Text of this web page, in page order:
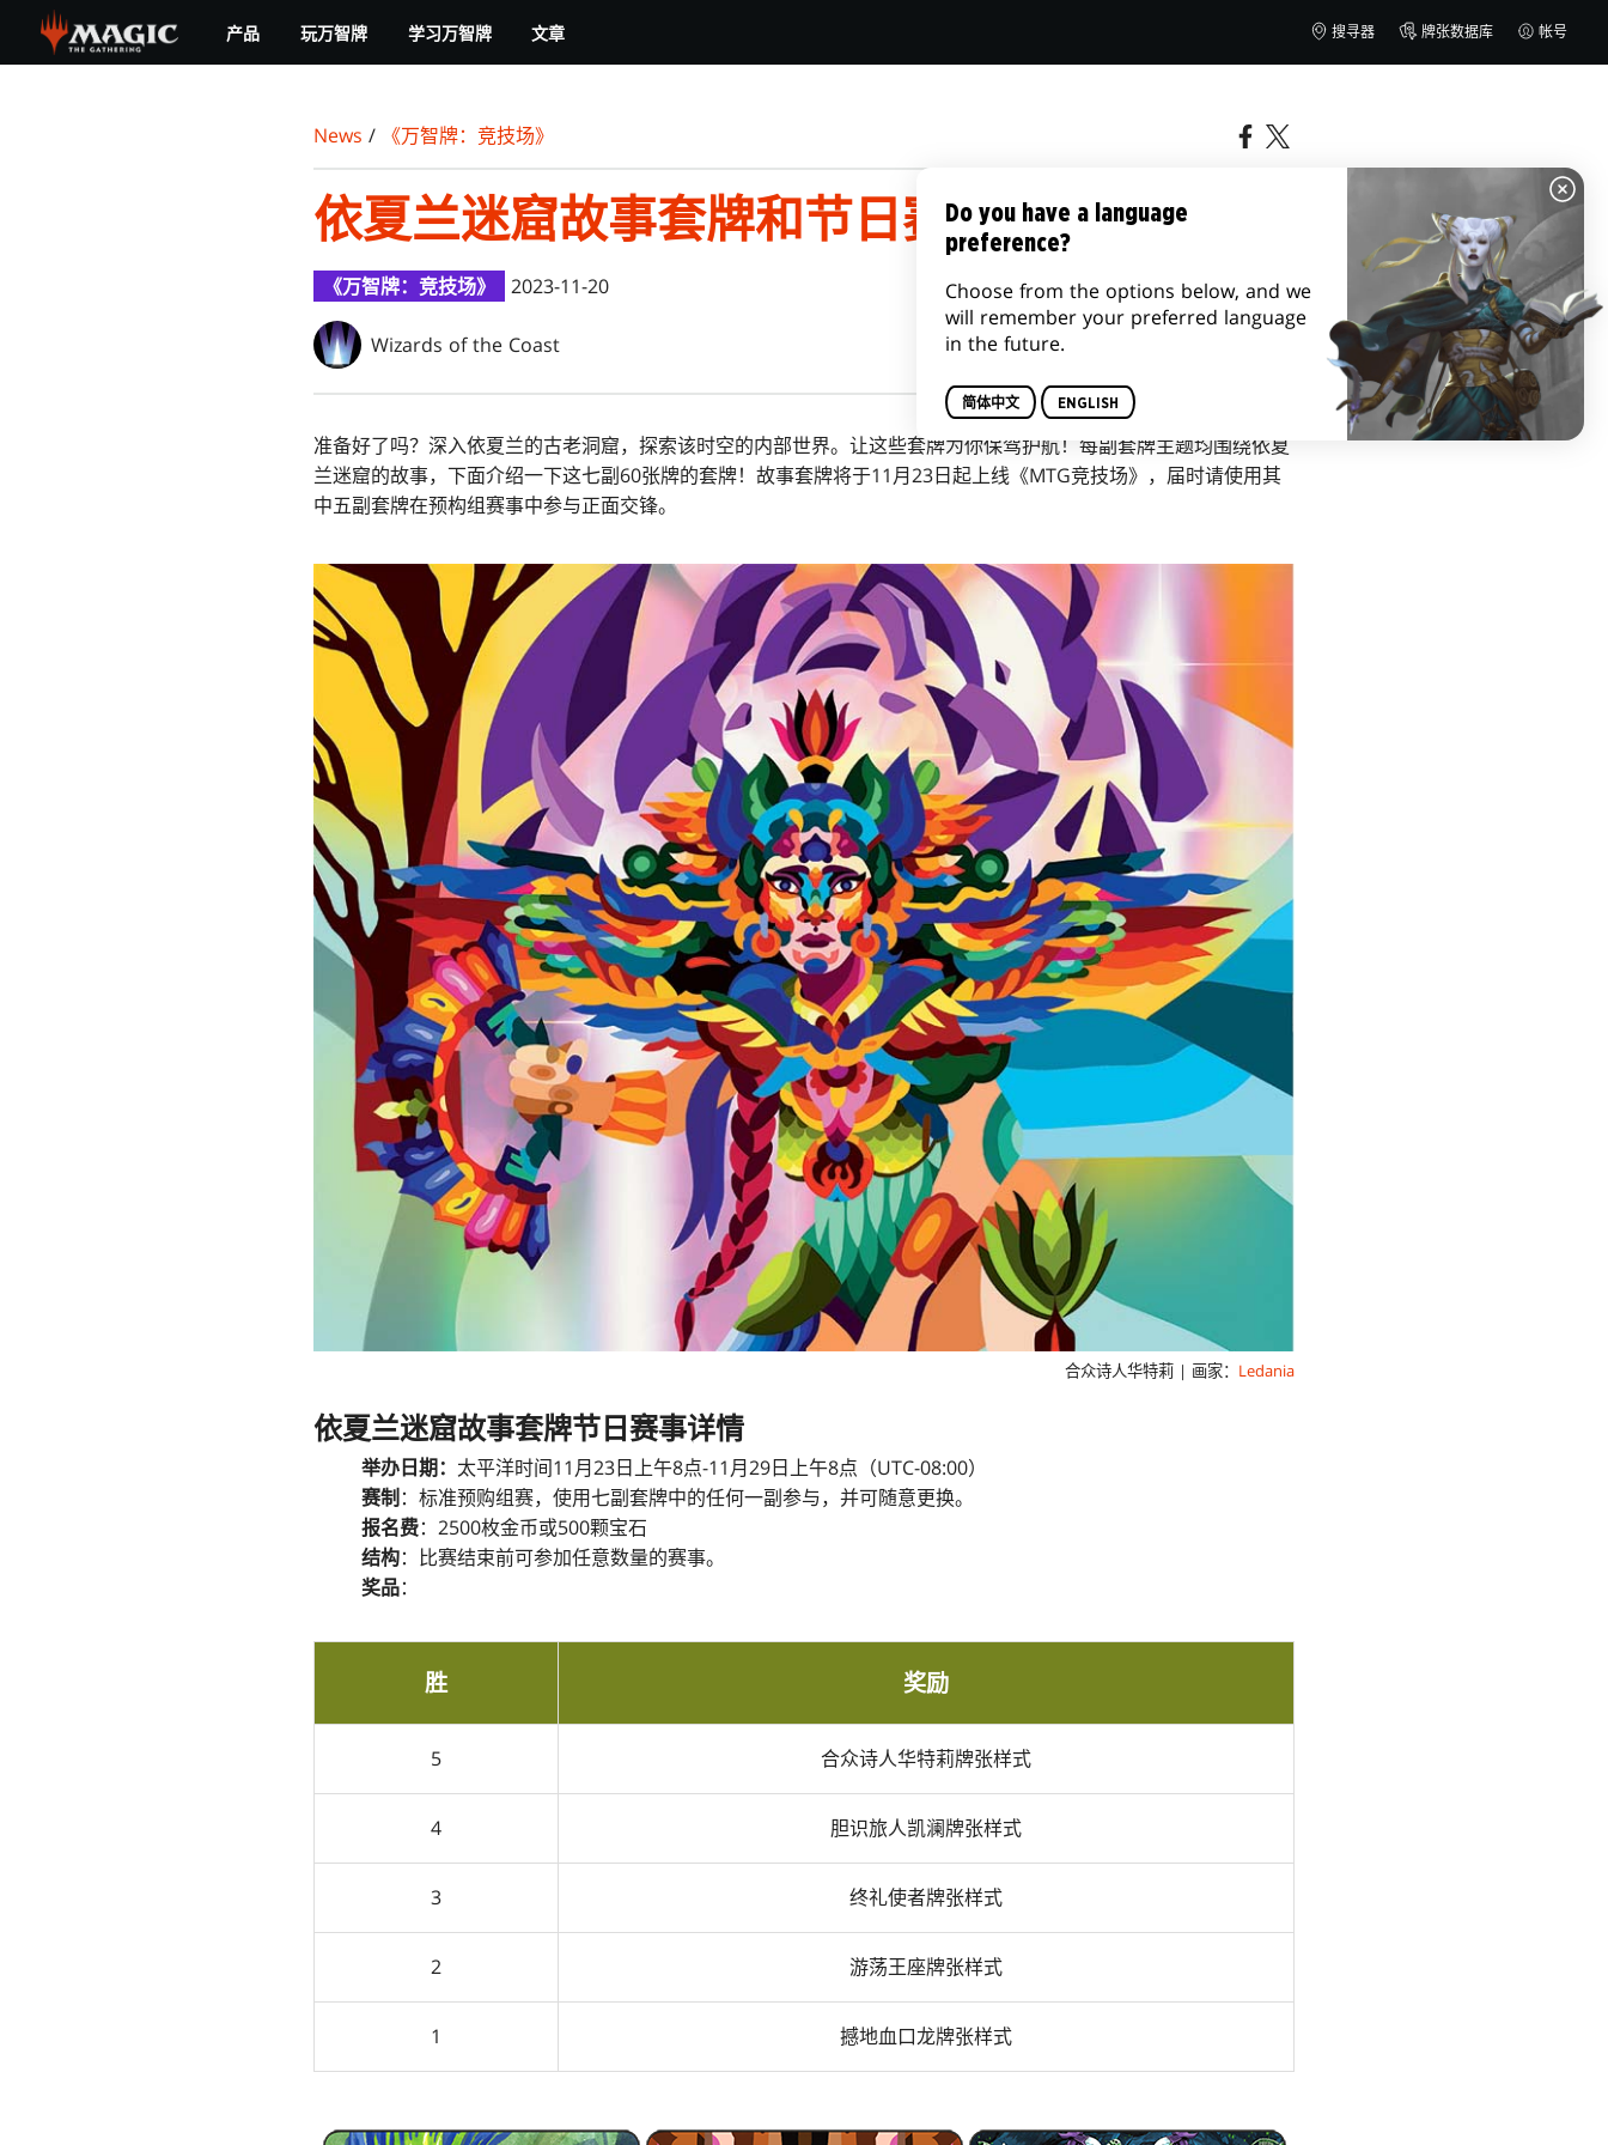
main
产品 玩万智牌 学习万智牌 文章 搜寻器 牌张数据库 帐号
News / 《万智牌：竞技场》
依夏兰迷窟故事套牌和节日赛事
《万智牌：竞技场》 2023-11-20
Wizards of the Coast
准备好了吗？深入依夏兰的古老洞窟，探索该时空的内部世界。让这些套牌为你保驾护航！ 每副套牌主题均围绕依夏
兰迷窟的故事，下面介绍一下这七副60张牌的套牌！ 故事套牌将于11月23日起上线《MTG竞技场》，届时请使用其
中五副套牌在预构组赛事中参与正面交锋。
合众诗人华特莉 | 画家： Ledania
依夏兰迷窟故事套牌节日赛事详情
举办日期： 太平洋时间11月23日上午8点-11月29日上午8点（UTC-08:00）
赛制 ：标准预购组赛，使用七副套牌中的任何一副参与，并可随意更换。
报名费：2500枚金币或500颗宝石
结构：比赛结束前可参加任意数量的赛事。
奖品：
胜 奖励
5 合众诗人华特莉牌张样式
4 胆识旅人凯澜牌张样式
3 终礼使者牌张样式
2 游荡王座牌张样式
1 撼地血口龙牌张样式
Do you have a language
preference?
Choose from the options below, and we
will remember your preferred language
in the future.
简体中文 ENGLISH